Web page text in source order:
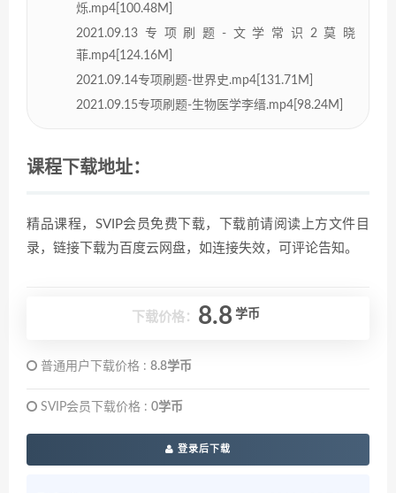
烁.mp4[100.48M]
2021.09.13专项刷题-文学常识2莫晓
菲.mp4[124.16M]
2021.09.14专项刷题-世界史.mp4[131.71M]
2021.09.15专项刷题-生物医学李缙.mp4[98.24M]
课程下载地址：
精品课程，SVIP会员免费下载，下载前请阅读上方文件目
录，链接下载为百度云网盘，如连接失效，可评论告知。
下载价格： 8.8 学币
普通用户下载价格 : 8.8学币
SVIP会员下载价格 : 0学币
登录后下载